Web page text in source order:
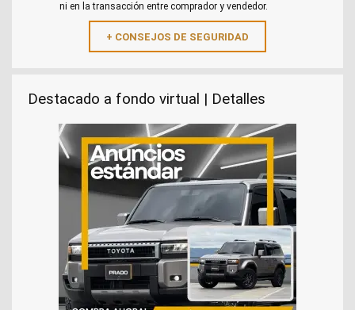
ni en la transacción entre comprador y vendedor.
Destacado a fondo virtual | Detalles